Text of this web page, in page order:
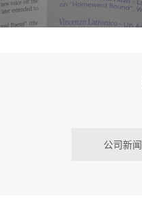
公司新闻